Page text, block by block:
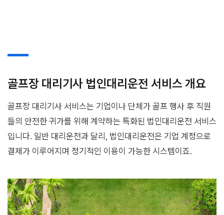
골프장 대리기사 법인대리운전 서비스 개요
골프장 대리기사 서비스는 기업이나 단체가 골프 행사 후 직원
들의 안전한 귀가를 위해 계약하는 특화된 법인대리운전 서비스
입니다. 일반 대리운전과 달리, 법인대리운전은 기업 계정으로
결제가 이루어지며 정기적인 이용이 가능한 시스템이죠.